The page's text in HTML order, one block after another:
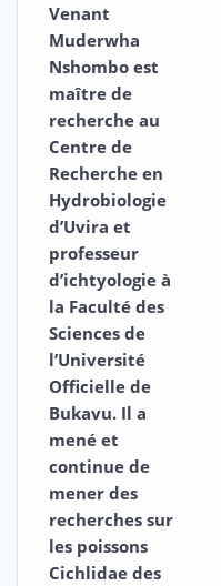
Venant
Muderwha
Nshombo est
maître de
recherche au
Centre de
Recherche en
Hydrobiologie
d’Uvira et
professeur
d’ichtyologie à
la Faculté des
Sciences de
l’Université
Officielle de
Bukavu. Il a
mené et
continue de
mener des
recherches sur
les poissons
Cichlidae des